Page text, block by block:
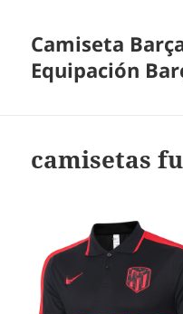
Camiseta
Equipación
camisetas